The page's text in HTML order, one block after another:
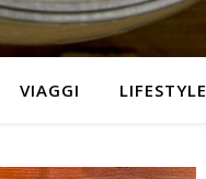
VIAGGI LIFESTYLE